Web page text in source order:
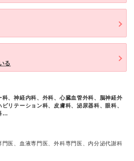
る
、神経内科、外科、心臓血管外科、脳神経外
リテーション科、皮膚科、泌尿器科、眼科、
…
医、血液専門医、外科専門医、内分泌代謝科